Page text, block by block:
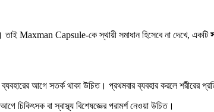
তাই Maxman Capsule-কে স্থায়ী সমাধান হিসেবে না দেখে, একটি
আগে সতর্ক থাকা উচিত। প্রথমবার ব্যবহার করলে শরীরের
চিকিৎসক বা স্বাস্থ্য বিশেষজ্ঞের পরামর্শ নেওয়া উচিত।